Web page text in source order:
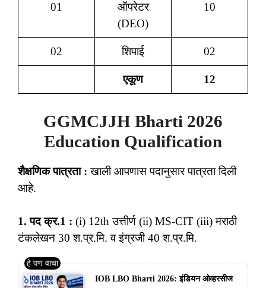
01
ऑपरेटर
(DEO)
10
02 शिपाई 02
एकूण 12
GGMCJJH Bharti 2026
Education Qualification
शैक्षणिक पात्रता :खाली आपणास पदानुसार पात्रता दिली
आहे.
1. पद क्र.1 : (i) 12th उत्तीर्ण (ii) MS-CIT (iii) मराठी
टंकलेखन 30 श.प्र.मि. व इंग्रजी 40 श.प्र.मि.
IOB LBO Bharti 2026: इंडियन ओव्हरसीज